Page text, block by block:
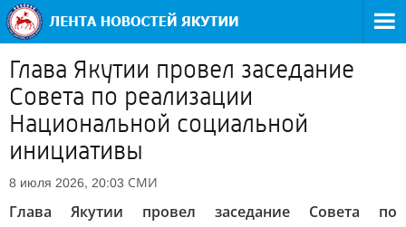
Глава Якутии провел заседание
Совета по реализации
Национальной социальной
инициативы
8 июля 2026, 20:03 СМИ
Глава Якутии провел заседание Совета по